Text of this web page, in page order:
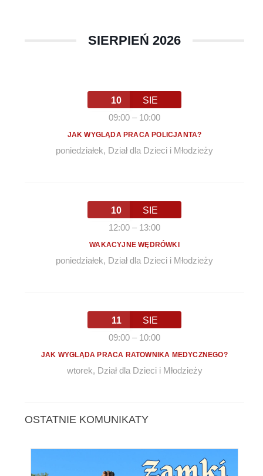
SIERPIEŃ 2026
10
SIE
09:00 – 10:00
JAK WYGLĄDA PRACA POLICJANTA?
poniedziałek, Dział dla Dzieci i Młodzieży
10
SIE
12:00 – 13:00
WAKACYJNE WĘDRÓWKI
poniedziałek, Dział dla Dzieci i Młodzieży
11
SIE
09:00 – 10:00
JAK WYGLĄDA PRACA RATOWNIKA MEDYCZNEGO?
wtorek, Dział dla Dzieci i Młodzieży
OSTATNIE KOMUNIKATY